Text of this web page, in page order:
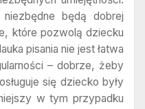
będą dobrej
które pozwolą dziecku
pisania nie jest łatwa
– dobrze, żeby
się dziecko były
w tym przypadku